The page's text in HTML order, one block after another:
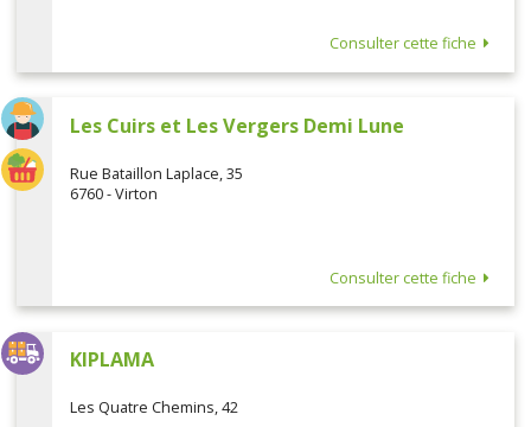
Consulter cette fiche
Les Cuirs et Les Vergers Demi Lune
Rue Bataillon Laplace, 35
6760 - Virton
Consulter cette fiche
KIPLAMA
Les Quatre Chemins, 42